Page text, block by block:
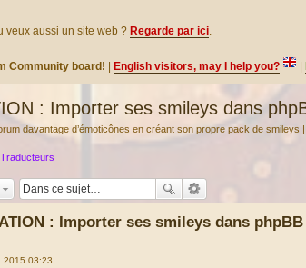
veux aussi un site web ? Regarde par ici.
Community board! English visitors, may I help you?
: Importer ses smileys dans
davantage d’émoticônes en créant son propre pack de smileys
Traducteurs
: Importer ses smileys dans
2015 03:23